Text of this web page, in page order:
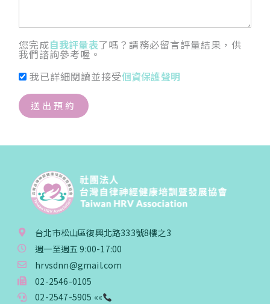
您完成自我評量表了嗎？請務必留言評量結果，供
我們諮詢參考喔。
我已詳細閱讀並接受個資保護聲明
送出預約
台北市松山區復興北路333號8樓之3
週一至週五 9:00-17:00
hrvsdnn@gmail.com
02-2546-0105
02-2547-5905 ««